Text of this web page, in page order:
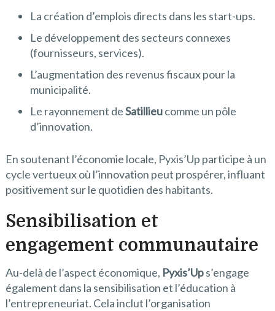
La création d’emplois directs dans les start-ups.
Le développement des secteurs connexes
(fournisseurs, services).
L’augmentation des revenus fiscaux pour la
municipalité.
Le rayonnement deSatillieucomme un pôle
d’innovation.
En soutenant l’économie locale, Pyxis’Up participe à un
cycle vertueux où l’innovation peut prospérer, influant
positivement sur le quotidien des habitants.
Sensibilisation et
engagement communautaire
Au-delà de l’aspect économique, Pyxis’Ups’engage
également dans la sensibilisation et l’éducation à
l’entrepreneuriat. Cela inclut l’organisation